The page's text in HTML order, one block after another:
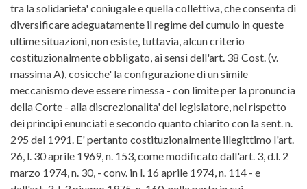
tra la solidarieta' coniugale e quella collettiva, che consenta di
diversificare adeguatamente il regime del cumulo in queste
ultime situazioni, non esiste, tuttavia, alcun criterio
costituzionalmente obbligato, ai sensi dell'art. 38 Cost. (v.
massima A), cosicche' la configurazione di un simile
meccanismo deve essere rimessa - con limite per la pronuncia
della Corte - alla discrezionalita' del legislatore, nel rispetto
dei principi enunciati e secondo quanto chiarito con la sent. n.
295 del 1991. E' pertanto costituzionalmente illegittimo l'art.
26, l. 30 aprile 1969, n. 153, come modificato dall'art. 3, d.l. 2
marzo 1974, n. 30, - conv. in l. 16 aprile 1974, n. 114 - e